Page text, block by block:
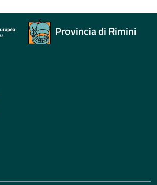
Provincia di Rimini